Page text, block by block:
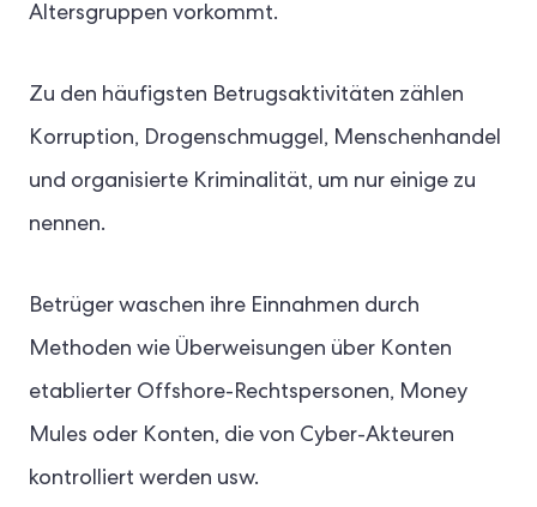
Altersgruppen vorkommt.
Zu den häufigsten Betrugsaktivitäten zählen
Korruption, Drogenschmuggel, Menschenhandel
und organisierte Kriminalität, um nur einige zu
nennen.
Betrüger waschen ihre Einnahmen durch
Methoden wie Überweisungen über Konten
etablierter Offshore-Rechtspersonen, Money
Mules oder Konten, die von Cyber-Akteuren
kontrolliert werden usw.